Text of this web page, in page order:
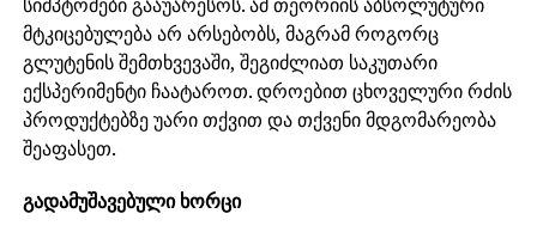
მტკიცებულება არ არსებობს, მაგრამ როგორც
გლუტენის შემთხვევაში, შეგიძლიათ საკუთარი
ექსპერიმენტი ჩაატაროთ. დროებით ცხოველური რძის
პროდუქტებზე უარი თქვით და თქვენი მდგომარეობა
შეაფასეთ.
გადამუშავებული ხორცი